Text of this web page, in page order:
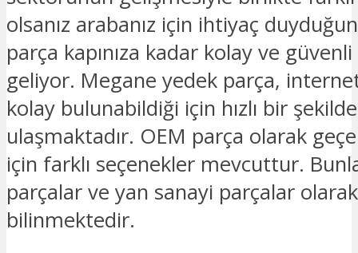
olsanız arabanız için ihtiyaç
parça kapınıza kadar kolay ve
geliyor. Megane yedek parça,
kolay bulunabildiği için hızlı bir
ulaşmaktadır. OEM parça olarak
için farklı seçenekler mevcuttur.
parçalar ve yan sanayi parçalar olarak
bilinmektedir.